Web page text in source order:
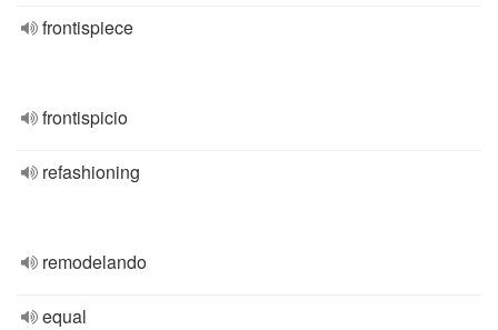
frontispiece
frontispicio
refashioning
remodelando
equal